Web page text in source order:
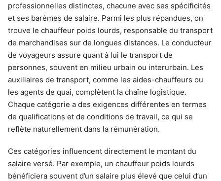
professionnelles distinctes, chacune avec ses spécificités
et ses barèmes de salaire. Parmi les plus répandues, on
trouve le chauffeur poids lourds, responsable du transport
de marchandises sur de longues distances. Le conducteur
de voyageurs assure quant à lui le transport de
personnes, souvent en milieu urbain ou interurbain. Les
auxiliaires de transport, comme les aides-chauffeurs ou
les agents de quai, complètent la chaîne logistique.
Chaque catégorie a des exigences différentes en termes
de qualifications et de conditions de travail, ce qui se
reflète naturellement dans la rémunération.
Ces catégories influencent directement le montant du
salaire versé. Par exemple, un chauffeur poids lourds
bénéficiera souvent d’un salaire plus élevé que celui d’un